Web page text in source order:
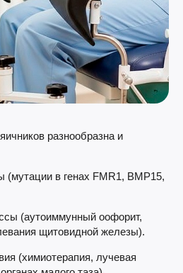
разнообразна и
(мутации в генах FMR1, BMP15,
(аутоиммунный оофорит,
щитовидной железы).
(химиотерапия, лучевая